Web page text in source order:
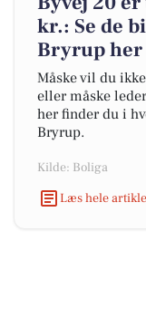
kr.: Se de
Bryrup her
Måske vil du
eller måske
her finder du i
Bryrup.
Kilde: Boliga
Læs hele